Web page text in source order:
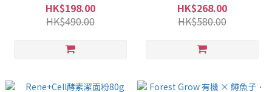
HK$198.00
HK$490.00
HK$268.00
HK$580.00